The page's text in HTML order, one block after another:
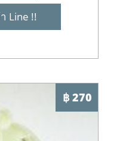
Line !!
฿ 270